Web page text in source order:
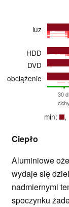
luz
HDD
DVD
obciążenie
30
cichy
min: ,
Ciepło
Aluminiowe
wydaje się
nadmiernymi
spoczynku